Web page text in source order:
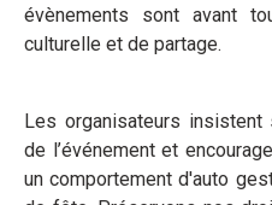
évènements sont avant
culturelle et de partage.
Les organisateurs
de l’événement et
un comportement d'auto